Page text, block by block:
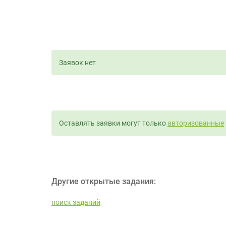
Заявок нет
Оставлять заявки могут толькоавторизованные
Другие открытые задания:
поиск заданий